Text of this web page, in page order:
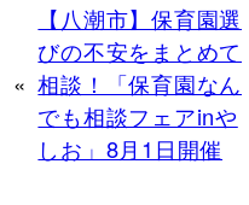
«
【八潮市】保育園選
びの不安をまとめて
相談！「保育園なん
でも相談フェアinや
しお」8月1日開催